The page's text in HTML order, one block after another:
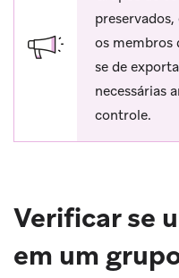
os membros
se de
necessárias
controle.
Verificar se
em um